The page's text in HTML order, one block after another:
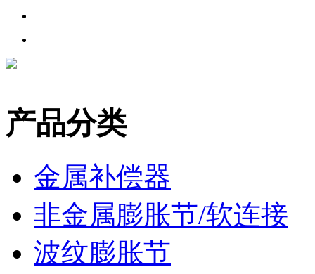
产品分类
金属补偿器
非金属膨胀节/软连接
波纹膨胀节